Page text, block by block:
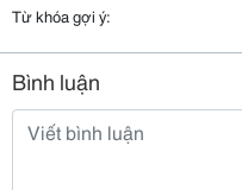
Từ khóa gợi ý:
Bình luận